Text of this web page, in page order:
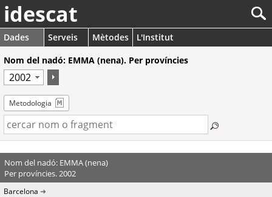
idescat
Dades Serveis Mètodes
L'Institut
Nom del nadó: EMMA (nena). Per províncies
Metodologia
Nom del nadó: EMMA (nena)
Per províncies. 2002
Barcelona